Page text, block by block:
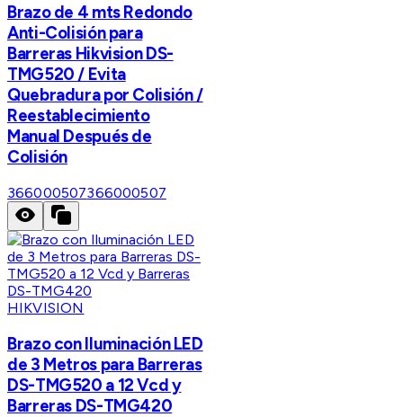
Brazo de 4 mts Redondo
Anti-Colisión para
Barreras Hikvision DS-
TMG520 / Evita
Quebradura por Colisión /
Reestablecimiento
Manual Después de
Colisión
366000507366000507
HIKVISION
Brazo con Iluminación LED
de 3 Metros para Barreras
DS-TMG520 a 12 Vcd y
Barreras DS-TMG420